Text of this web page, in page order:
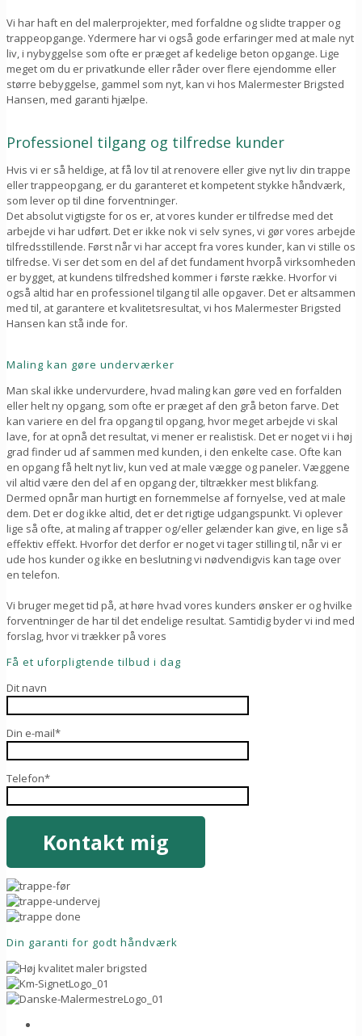
Vi har haft en del malerprojekter, med forfaldne og slidte trapper og
trappeopgange. Ydermere har vi også gode erfaringer med at male nyt
liv, i nybyggelse som ofte er præget af kedelige beton opgange. Lige
meget om du er privatkunde eller råder over flere ejendomme eller
større bebyggelse, gammel som nyt, kan vi hos Malermester Brigsted
Hansen, med garanti hjælpe.
Professionel tilgang og tilfredse kunder
Hvis vi er så heldige, at få lov til at renovere eller give nyt liv din trappe
eller trappeopgang, er du garanteret et kompetent stykke håndværk,
som lever op til dine forventninger.
Det absolut vigtigste for os er, at vores kunder er tilfredse med det
arbejde vi har udført. Det er ikke nok vi selv synes, vi gør vores arbejde
tilfredsstillende. Først når vi har accept fra vores kunder, kan vi stille os
tilfredse. Vi ser det som en del af det fundament hvorpå virksomheden
er bygget, at kundens tilfredshed kommer i første række. Hvorfor vi
også altid har en professionel tilgang til alle opgaver. Det er altsammen
med til, at garantere et kvalitetsresultat, vi hos Malermester Brigsted
Hansen kan stå inde for.
Maling kan gøre underværker
Man skal ikke undervurdere, hvad maling kan gøre ved en forfalden
eller helt ny opgang, som ofte er præget af den grå beton farve. Det
kan variere en del fra opgang til opgang, hvor meget arbejde vi skal
lave, for at opnå det resultat, vi mener er realistisk. Det er noget vi i høj
grad finder ud af sammen med kunden, i den enkelte case. Ofte kan
en opgang få helt nyt liv, kun ved at male vægge og paneler. Væggene
vil altid være den del af en opgang der, tiltrækker mest blikfang.
Dermed opnår man hurtigt en fornemmelse af fornyelse, ved at male
dem. Det er dog ikke altid, det er det rigtige udgangspunkt. Vi oplever
lige så ofte, at maling af trapper og/eller gelænder kan give, en lige så
effektiv effekt. Hvorfor det derfor er noget vi tager stilling til, når vi er
ude hos kunder og ikke en beslutning vi nødvendigvis kan tage over
en telefon.
Vi bruger meget tid på, at høre hvad vores kunders ønsker er og hvilke
forventninger de har til det endelige resultat. Samtidig byder vi ind med
forslag, hvor vi trækker på vores
Få et uforpligtende tilbud i dag
Dit navn
Din e-mail*
Telefon*
Din garanti for godt håndværk